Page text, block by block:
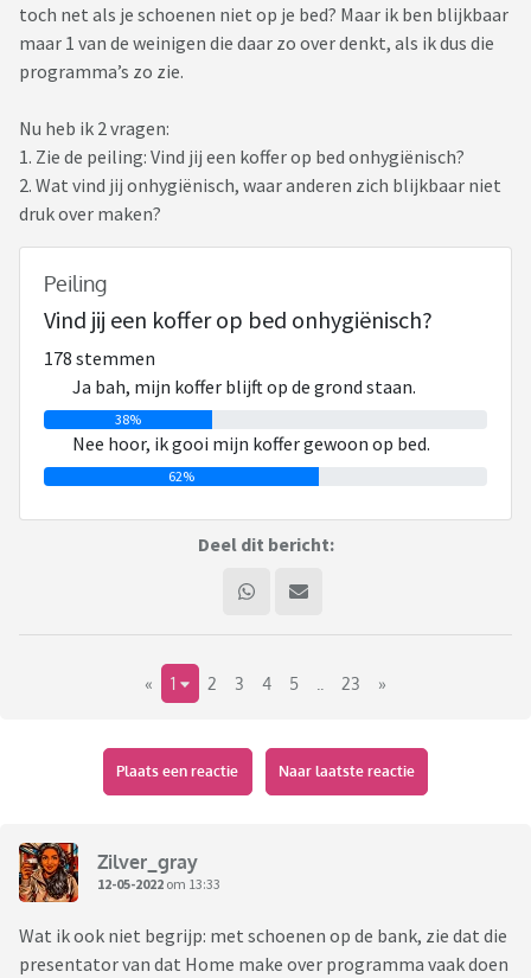
toch net als je schoenen niet op je bed? Maar ik ben blijkbaar
maar 1 van de weinigen die daar zo over denkt, als ik dus die
programma’s zo zie.
Nu heb ik 2 vragen:
1. Zie de peiling: Vind jij een koffer op bed onhygiënisch?
2. Wat vind jij onhygiënisch, waar anderen zich blijkbaar niet
druk over maken?
Peiling
Vind jij een koffer op bed onhygiënisch?
178 stemmen
Ja bah, mijn koffer blijft op de grond staan.
38%
Nee hoor, ik gooi mijn koffer gewoon op bed.
62%
Deel dit bericht:
« 1 2 3 4 5 23 »
Plaats een reactie Naar laatste reactie
Zilver_gray
12-05-2022 om 13:33
Wat ik ook niet begrijp: met schoenen op de bank, zie dat die
presentator van dat Home make over programma vaak doen